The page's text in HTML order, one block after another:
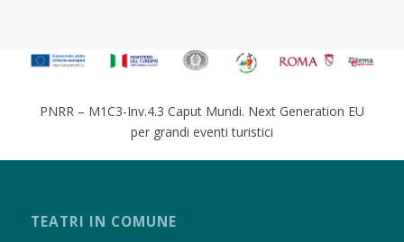
PNRR – M1C3-Inv.4.3 Caput Mundi. Next Generation EU
per grandi eventi turistici
TEATRI IN COMUNE